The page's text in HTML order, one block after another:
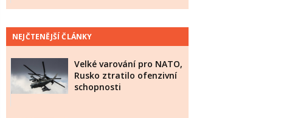
NEJČTENĚJŠÍ ČLÁNKY
Velké varování pro NATO,
Rusko ztratilo ofenzivní
schopnosti